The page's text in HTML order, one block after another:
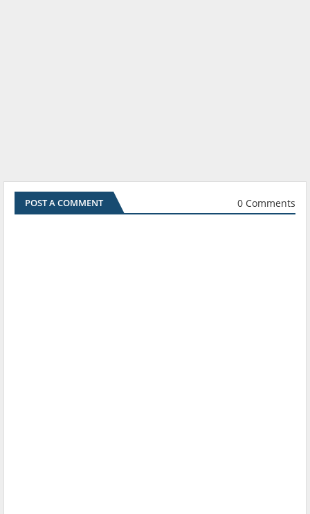
POST A COMMENT 0 Comments